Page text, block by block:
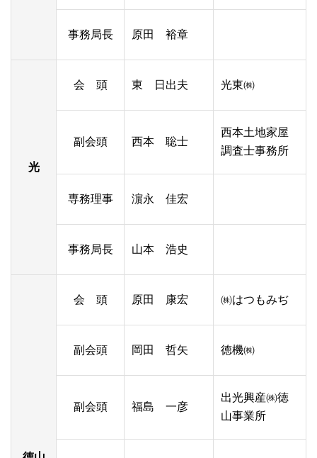
事務局長 原田 裕章
光
会 頭 東 日出夫 光東㈱
副会頭 西本 聡士
西本土地家屋
調査士事務所
専務理事 濵永 佳宏
事務局長 山本 浩史
会 頭 原田 康宏 ㈱はつもみぢ
副会頭 岡田 哲矢 徳機㈱
副会頭 福島 一彦
出光興産㈱徳
山事業所